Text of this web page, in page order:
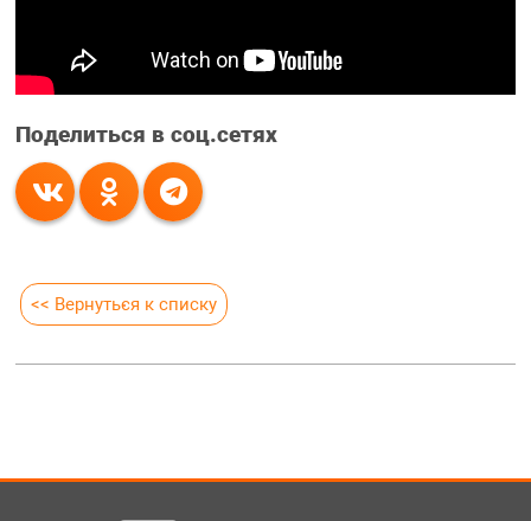
Поделиться в соц.сетях
<< Вернуться к списку